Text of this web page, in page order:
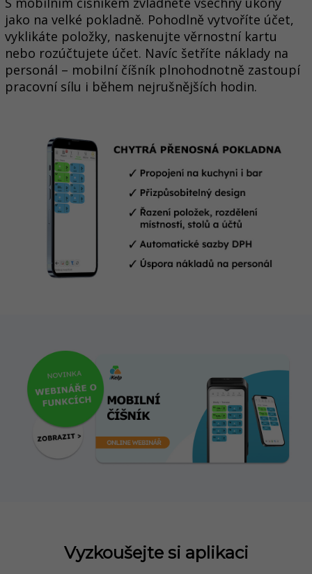
jako na velké pokladně. Pohodlně vytvoříte účet,
vyklikáte položky, naskenujte věrnostní kartu
nebo rozúčtujete účet. Navíc šetříte náklady na
personál – mobilní číšník plnohodnotně zastoupí
pracovní sílu i během nejrušnějších hodin.
Vyzkoušejte si aplikaci